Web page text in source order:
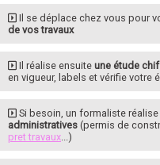
Il se déplace chez vous pour
de vos travaux
Il réalise ensuiteune étude
en vigueur, labels et vérifie
Si besoin, un formaliste
administratives (permis de
pret travaux...)